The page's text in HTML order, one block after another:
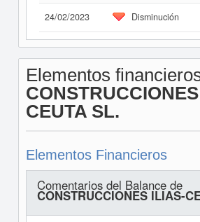
24/02/2023 Disminución
Elementos
CEUTA SL.
Elementos Financieros
Comentarios del Balance de
CONSTRUCCIONES ILIAS-